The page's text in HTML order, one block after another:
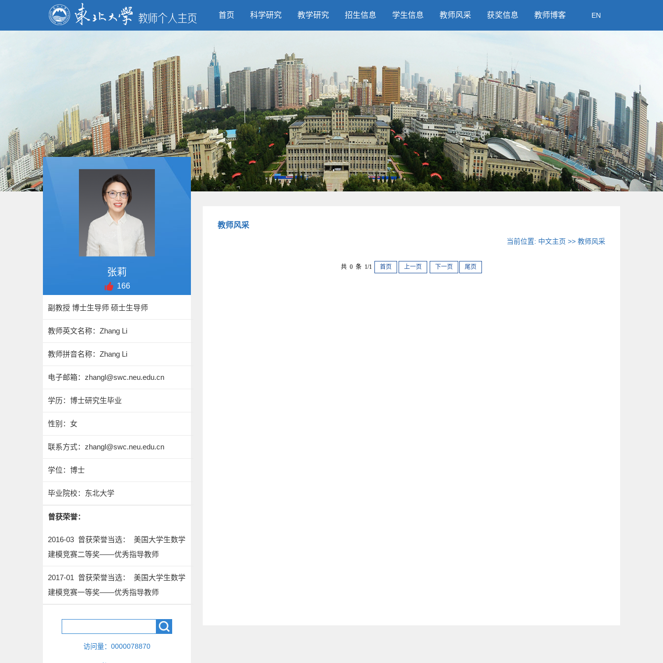
首页 科学研究 教学研究 招生信息 学生信息 教师风采 获奖信息 教师博客 EN
张莉
166
副教授 博士生导师 硕士生导师
教师英文名称：Zhang Li
教师拼音名称：Zhang Li
电子邮箱： zhangl@swc.neu.edu.cn
学历：博士研究生毕业
性别：女
联系方式： zhangl@swc.neu.edu.cn
学位：博士
毕业院校：东北大学
曾获荣誉：
2016-03 曾获荣誉当选： 美国大学生数学
建模竞赛二等奖——优秀指导教师
2017-01 曾获荣誉当选： 美国大学生数学
建模竞赛一等奖——优秀指导教师
访问量： 0000078870
教师风采
当前位置: 中文主页 >>教师风采
共 0 条 1/1 首页 上一页 下一页 尾页